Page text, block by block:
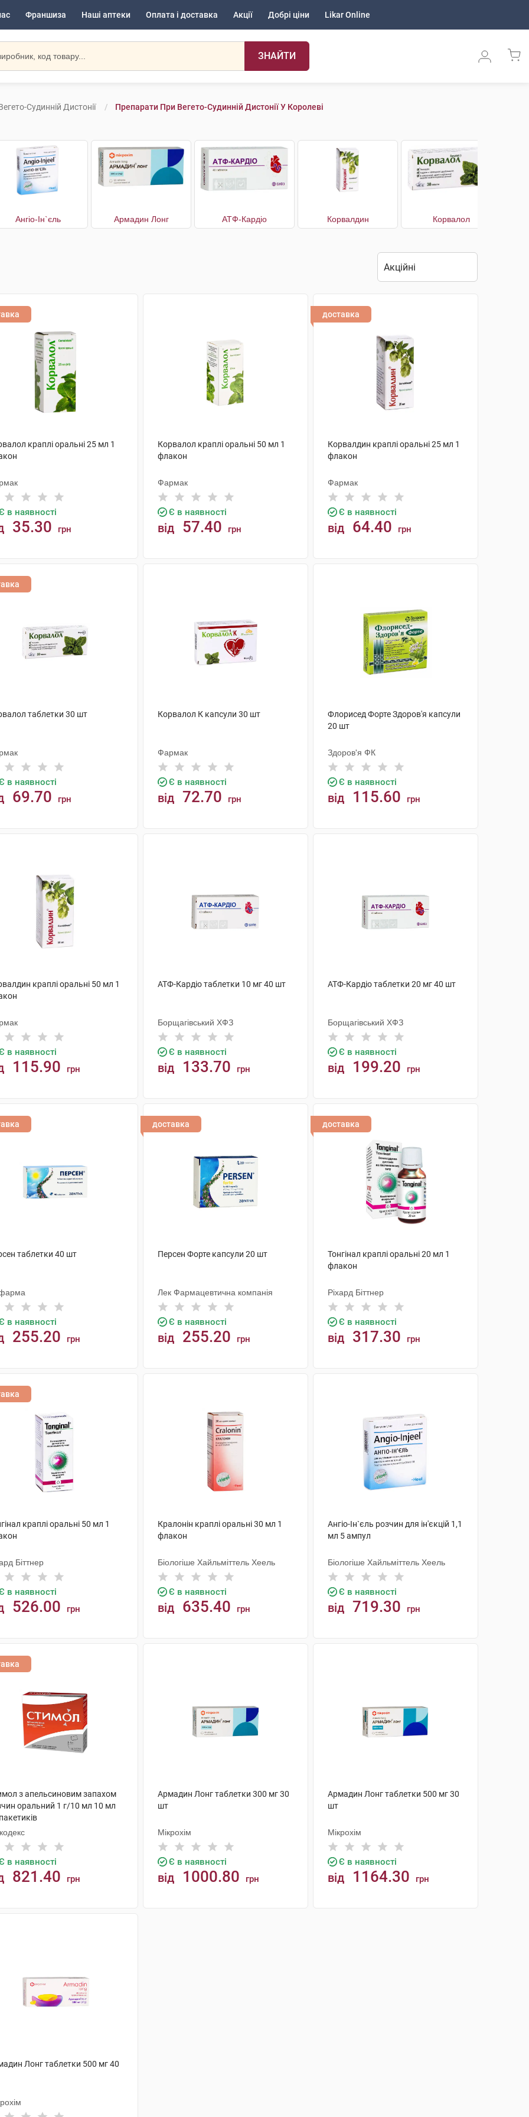
Франшиза Наші аптеки Оплата і доставка Акції Добрі ціни Likar Online
ЗНАЙТИ
Судинній Дистонії Препарати При Вегето-Судинній Дистонії У Королеві
Ангіо-Ін`єль Армадин Лонг АТФ-Кардіо Корвалдин Корвалол
краплі оральні 25 мл 1
в наявності
35.30 грн
Корвалол краплі оральні 50 мл 1
флакон
Фармак
Є в наявності
від 57.40 грн
доставка
Корвалдин краплі оральні 25 мл 1
флакон
Фармак
Є в наявності
від 64.40 грн
таблетки 30 шт
в наявності
69.70 грн
Корвалол К капсули 30 шт
Фармак
Є в наявності
від 72.70 грн
Флорисед Форте Здоров'я капсули
20 шт
Здоров'я ФК
Є в наявності
від 115.60 грн
краплі оральні 50 мл 1
в наявності
115.90 грн
АТФ-Кардіо таблетки 10 мг 40 шт
Борщагівський ХФЗ
Є в наявності
від 133.70 грн
АТФ-Кардіо таблетки 20 мг 40 шт
Борщагівський ХФЗ
Є в наявності
від 199.20 грн
таблетки 40 шт
в наявності
255.20 грн
доставка
Персен Форте капсули 20 шт
Лек Фармацевтична компанія
Є в наявності
від 255.20 грн
доставка
Тонгінал краплі оральні 20 мл 1
флакон
Ріхард Біттнер
Є в наявності
від 317.30 грн
краплі оральні 50 мл 1
Біттнер
в наявності
526.00 грн
Кралонін краплі оральні 30 мл 1
флакон
Біологіше Хайльміттель Хеель
Є в наявності
від 635.40 грн
Ангіо-Ін`єль розчин для ін'єкцій 1,1
мл 5 ампул
Біологіше Хайльміттель Хеель
Є в наявності
від 719.30 грн
з апельсиновим запахом
оральний 1 г/10 мл 10 мл
в наявності
821.40 грн
Армадин Лонг таблетки 300 мг 30
шт
Мікрохім
Є в наявності
від 1000.80 грн
Армадин Лонг таблетки 500 мг 30
шт
Мікрохім
Є в наявності
від 1164.30 грн
Лонг таблетки 500 мг 40